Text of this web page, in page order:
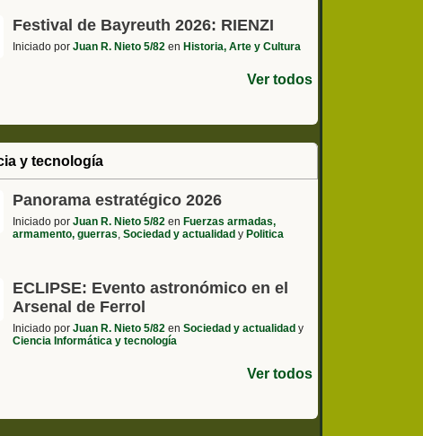
Festival de Bayreuth 2026: RIENZI
Iniciado porJuan R. Nieto 5/82 en Historia, Arte y Cultura
Ver todos
y tecnología
Panorama estratégico 2026
Iniciado porJuan R. Nieto 5/82 en Fuerzas armadas,
armamento, guerras,Sociedad y actualidad y Politica
ECLIPSE: Evento astronómico en el
Arsenal de Ferrol
Iniciado porJuan R. Nieto 5/82 enSociedad y actualidad y
Ciencia Informática y tecnología
Ver todos